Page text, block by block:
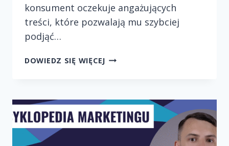
konsument oczekuje angażujących
treści, które pozwalają mu szybciej
podjąć…
DOWIEDZ SIĘ WIĘCEJDOBRE
COMMERCE
Z
WYKORZYSTANIEM